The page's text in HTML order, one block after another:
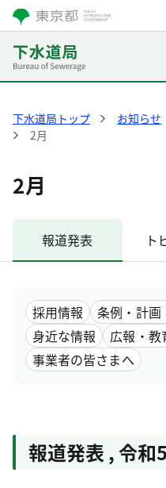
下水道局トップ お知らせ
2月
2月
報道発表 ト
採用情報 条例・計画
身近な情報
広報・教
事業者の皆さまへ
報道発表 ,令和